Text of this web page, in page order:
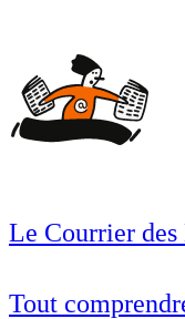
Le Courrier des
Tout